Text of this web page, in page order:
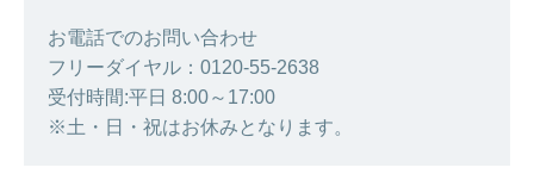
お電話でのお問い合わせ
フリーダイヤル：0120-55-2638
受付時間:平日 8:00～17:00
※土・日・祝はお休みとなります。